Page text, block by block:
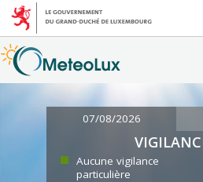
07/08/2026
Aucune vigilance
particulière